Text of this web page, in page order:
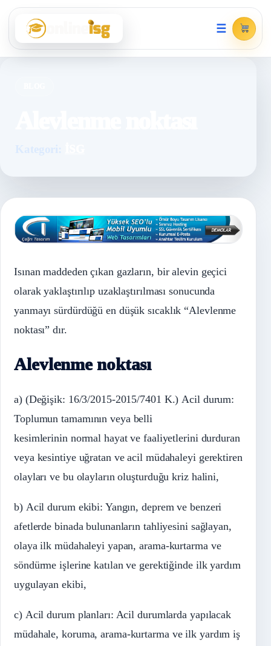
☰
Kategori:
Isınan maddeden çıkan gazların, bir alevin geçici
olarak yaklaştırılıp uzaklaştırılması sonucunda
yanmayı sürdürdüğü en düşük sıcaklık “Alevlenme
noktası” dır.
Alevlenme noktası
a) (Değişik: 16/3/2015-2015/7401 K.) Acil durum:
Toplumun tamamının veya belli
kesimlerinin normal hayat ve faaliyetlerini durduran
veya kesintiye uğratan ve acil müdahaleyi gerektiren
olayları ve bu olayların oluşturduğu kriz halini,
b) Acil durum ekibi: Yangın, deprem ve benzeri
afetlerde binada bulunanların tahliyesini sağlayan,
olaya ilk müdahaleyi yapan, arama-kurtarma ve
söndürme işlerine katılan ve gerektiğinde ilk yardım
uygulayan ekibi,
c) Acil durum planları: Acil durumlarda yapılacak
müdahale, koruma, arama-kurtarma ve ilk yardım iş